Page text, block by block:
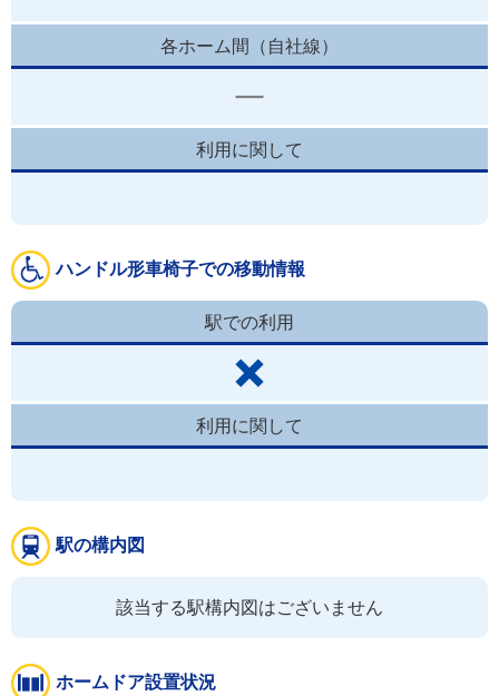
各ホーム間（自社線）
利用に関して
ハンドル形車椅子での移動情報
駅での利用
利用に関して
駅の構内図
該当する駅構内図はございません
ホームドア設置状況